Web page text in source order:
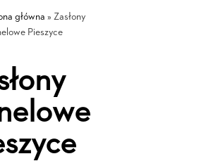
główna » Zasłony
Pieszyce